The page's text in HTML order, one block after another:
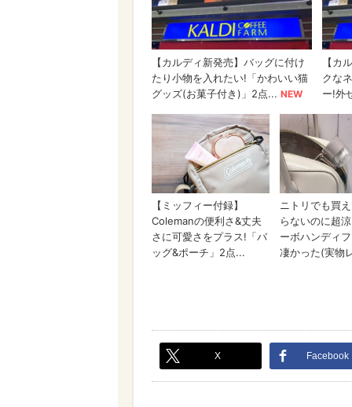
X Facebook